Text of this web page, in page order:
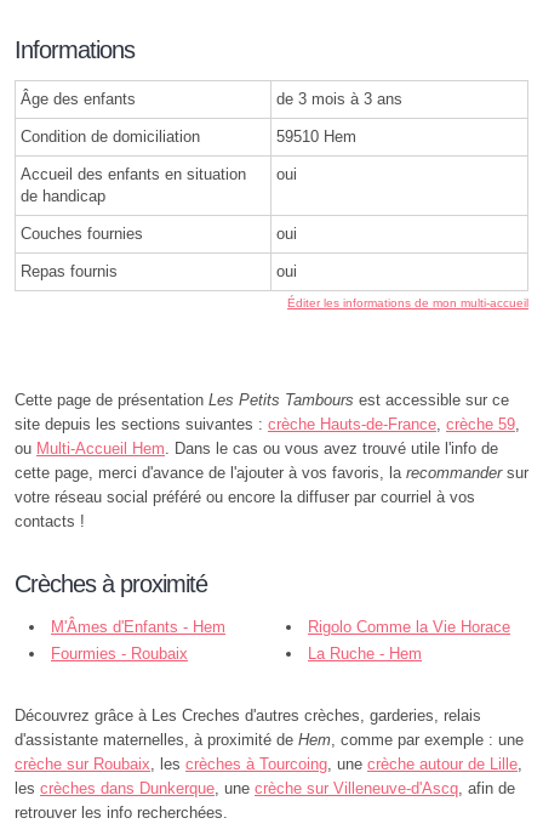
Informations
Âge des enfants de 3 mois à 3 ans
Condition de domiciliation 59510 Hem
Accueil des enfants en situation
de handicap
oui
Couches fournies oui
Repas fournis oui
Éditer les informations de mon multi-accueil
Cette page de présentation Les Petits Tambours est accessible sur ce
site depuis les sections suivantes : crèche Hauts-de-France crèche 59
ou Multi-Accueil Hem . Dans le cas ou vous avez trouvé utile l'info de
cette page, merci d'avance de l'ajouter à vos favoris, la recommandersur
votre réseau social préféré ou encore la diffuser par courriel à vos
contacts !
Crèches à proximité
M'Âmes d'Enfants - Hem
Rigolo Comme la Vie Horace
Vernet - Roubaix
Fourmies - Roubaix La Ruche - Hem
Découvrez grâce à Les Creches d'autres crèches, garderies, relais
d'assistante maternelles, à proximité de Hem , comme par exemple : une
crèche sur Roubaix , les crèches à Tourcoing , une crèche autour de Lille
les crèches dans Dunkerque , une crèche sur Villeneuve-d'Ascq , afin de
retrouver les info recherchées.